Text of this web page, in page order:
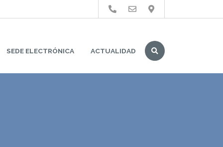
SEDE ELECTRÓNICA ACTUALIDAD
Buscar